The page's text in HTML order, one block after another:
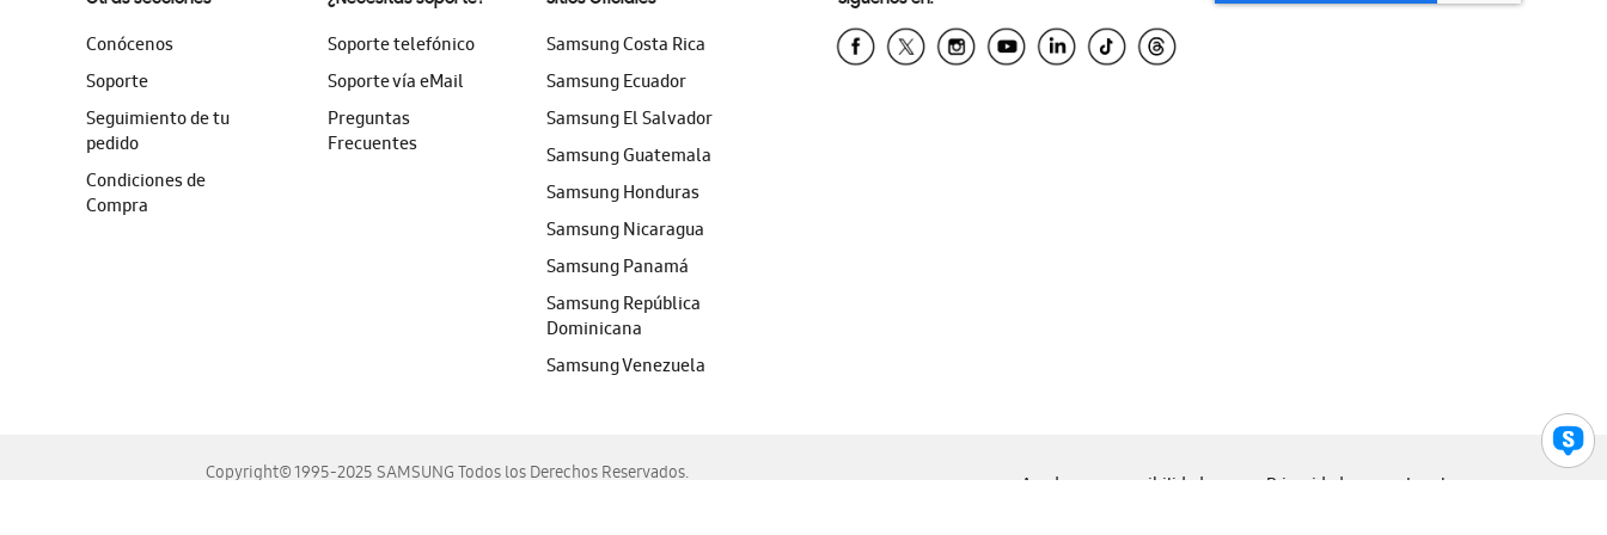
Conócenos
Soporte
Seguimiento de tu
pedido
Condiciones de
Compra
Soporte telefónico
Soporte vía eMail
Preguntas
Frecuentes
Samsung Costa Rica
Samsung Ecuador
Samsung El Salvador
Samsung Guatemala
Samsung Honduras
Samsung Nicaragua
Samsung Panamá
Samsung República
Dominicana
Samsung Venezuela
Copyright© 1995-2025 SAMSUNG Todos los Derechos Reservados.
Ayuda para accesibilidad Privacidad Legal